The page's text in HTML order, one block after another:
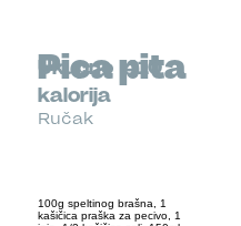
Pica pita
Ručak
Ukupno
kalorija
410
100g speltinog brašna, 1
kašičica praška za pecivo, 1